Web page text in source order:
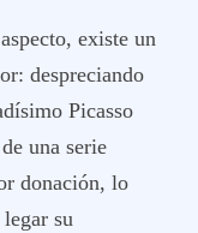
existe un
despreciando
Picasso
una serie
donación, lo
su